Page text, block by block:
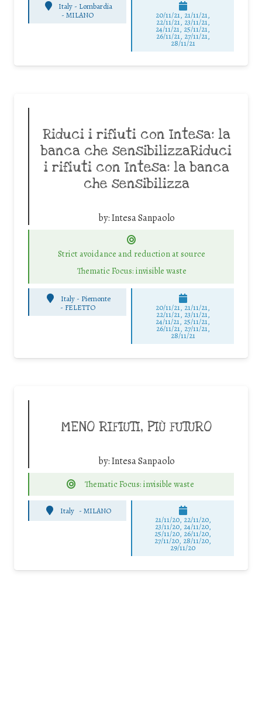
Italy - Lombardia
-MILANO 20/11/21, 21/11/21,
22/11/21, 23/11/21,
24/11/21, 25/11/21,
26/11/21, 27/11/21,
28/11/21
Riduci i rifiuti con Intesa: la
banca che sensibilizzaRiduci
i rifiuti con Intesa: la banca
che sensibilizza
by:Intesa Sanpaolo
Strict avoidance and reduction at source
Thematic Focus: invisible waste
Italy - Piemonte
- FELETTO 20/11/21, 21/11/21,
22/11/21, 23/11/21,
24/11/21, 25/11/21,
26/11/21, 27/11/21,
28/11/21
MENO RIFIUTI, PIÙ FUTURO
by:Intesa Sanpaolo
Thematic Focus: invisible waste
Italy - MILANO
21/11/20, 22/11/20,
23/11/20, 24/11/20,
25/11/20, 26/11/20,
27/11/20, 28/11/20,
29/11/20